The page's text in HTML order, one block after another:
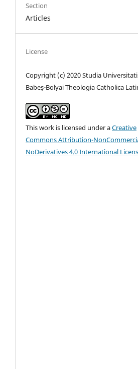
Section
Articles
License
Copyright (c) 2020 Studia
Babeș-Bolyai Theologia Catholica
This work is licensed under aCreative
Commons Attribution-
NoDerivatives 4.0 International